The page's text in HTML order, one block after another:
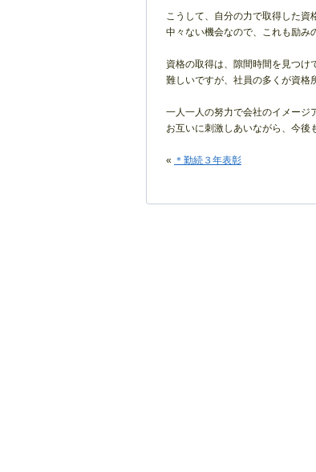
こうして、自分の力で取得した資
中々ない機会なので、これも励み
資格の取得は、隙間時間を見つけ
難しいですが、社員の多くが資格
一人一人の努力で会社のイメージ
お互いに刺激しあいながら、今後
« ＊勤続３年表彰